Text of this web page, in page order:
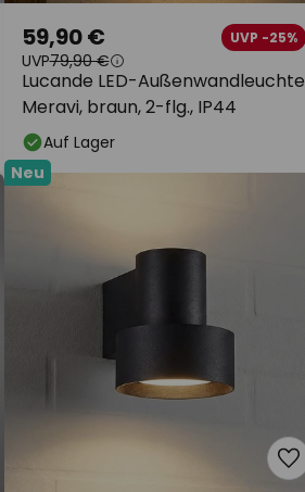
Lucande LED-Außenwandleuchte
Meravi, braun, 2-flg., IP44
59,90 € UVP -25%
UVP79,90 €
Auf Lager
Neu